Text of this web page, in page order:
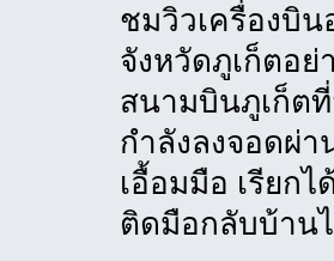
ชมวิวเครื่องบิ
จังหวัดภูเก็ตอย่
สนามบินภูเก็ต
กำลังลงจอดผ่า
เอื้อมมือ เรียก
ติดมือกลับบ้าน